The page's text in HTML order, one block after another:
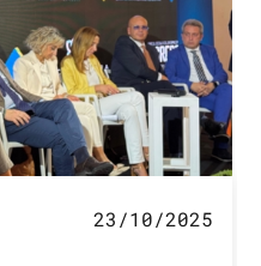
23/10/2025